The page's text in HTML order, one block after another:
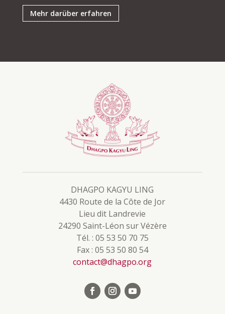
Mehr darüber erfahren
DHAGPO KAGYU LING
4430 Route de la Côte de Jor
Lieu dit Landrevie
24290 Saint-Léon sur Vézère
Tél. : 05 53 50 70 75
Fax : 05 53 50 80 54
contact@dhagpo.org